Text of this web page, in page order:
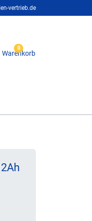
vertrieb.de
0
Warenkorb